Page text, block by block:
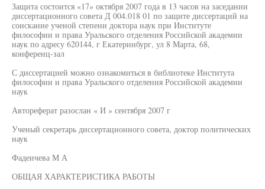
Защита состоится «17» октября 2007 года в 13 часов на заседании
диссертационного совета Д 004.018 01 по защите диссертаций на
соискание ученой степени доктора наук при Институте
философии и права Уральского отделения Российской академии
наук по адресу 620144, г Екатеринбург, ул 8 Марта, 68,
конференц-зал
С диссертацией можно ознакомиться в библиотеке Института
философии и права Уральского отделения Российской академии
наук
Автореферат разослан « И » сентября 2007 г
Ученый секретарь диссертационного совета, доктор политических
наук
Фадеичева М А
ОБЩАЯ ХАРАКТЕРИСТИКА РАБОТЫ